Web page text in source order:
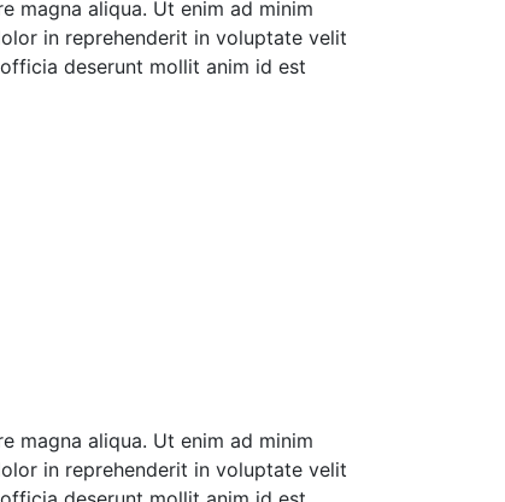
magna aliqua. Ut enim ad minim
in reprehenderit in voluptate velit
deserunt mollit anim id est
magna aliqua. Ut enim ad minim
in reprehenderit in voluptate velit